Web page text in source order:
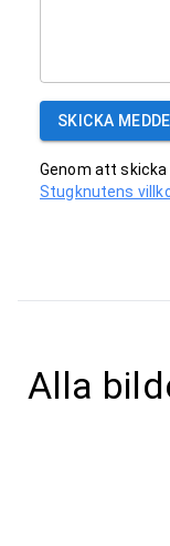
SKICKA
Genom att
Stugknutens
Alla